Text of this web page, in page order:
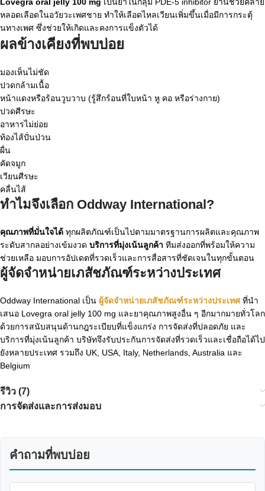
หลอดเลือดในอวัยวะเพศชาย ทำให้เลือดไหลเวียนเพิ่มขึ้นเมื่อมีการกระตุ้
นทางเพศ ซึ่งช่วยให้เกิดและคงการแข็งตัวได้
ผลข้างเคียงที่พบบ่อย
มองเห็นไม่ชัด
ปวดกล้ามเนื้อ
หน้าแดงหรือร้อนวูบวาบ (รู้สึกร้อนที่ใบหน้า หู คอ หรือร่างกาย)
ปวดศีรษะ
อาหารไม่ย่อย
ท้องไส้ปั่นป่วน
ผื่น
คัดจมูก
เวียนศีรษะ
คลื่นไส้
ทำไมจึงเลือก Oddway International?
คุณภาพที่มั่นใจได้ ทุกผลิตภัณฑ์เป็นไปตามมาตรฐานการผลิตและคุณภาพ
ระดับสากลอย่างเข้มงวด บริการที่มุ่งเน้นลูกค้า ทีมส่งออกที่พร้อมให้ความ
ช่วยเหลือ มอบการอัปเดตที่รวดเร็วและการสื่อสารที่ชัดเจนในทุกขั้นตอน
ผู้จัดจำหน่ายเภสัชภัณฑ์ระหว่างประเทศ
Oddway International เป็น ผู้จัดจำหน่ายเภสัชภัณฑ์ระหว่างประเทศที่นำ
เสนอ Lovegra oral jelly 100 mg และยาคุณภาพสูงอื่น ๆ อีกมากมายทั่วโลก
ด้วยการสนับสนุนด้านกฎระเบียบที่แข็งแกร่ง การจัดส่งที่ปลอดภัย และ
บริการที่มุ่งเน้นลูกค้า บริษัทจึงรับประกันการจัดส่งที่รวดเร็วและเชื่อถือได้ไป
ยังหลายประเทศ รวมถึง UK, USA, Italy, Netherlands, Australia และ
Belgium
รีวิว (7)
การจัดส่งและการส่งมอบ
คำถามที่พบบ่อย